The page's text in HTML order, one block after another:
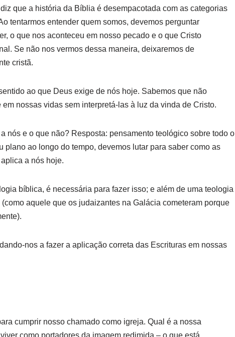
que a história da Bíblia é desempacotada com as categorias
tentarmos entender quem somos, devemos perguntar
o que nos aconteceu em nosso pecado e o que Cristo
Se não nos vermos dessa maneira, deixaremos de
cristã.
ao que Deus exige de nós hoje. Sabemos que não
nossas vidas sem interpretá-las à luz da vinda de Cristo.
nós e o que não? Resposta: pensamento teológico sobre todo o
ao longo do tempo, devemos lutar para saber como as
a nós hoje.
bíblica, é necessária para fazer isso; e além de uma teologia
aquele que os judaizantes na Galácia cometeram porque
nos a fazer a aplicação correta das Escrituras em nossas
cumprir nosso chamado como igreja. Qual é a nossa